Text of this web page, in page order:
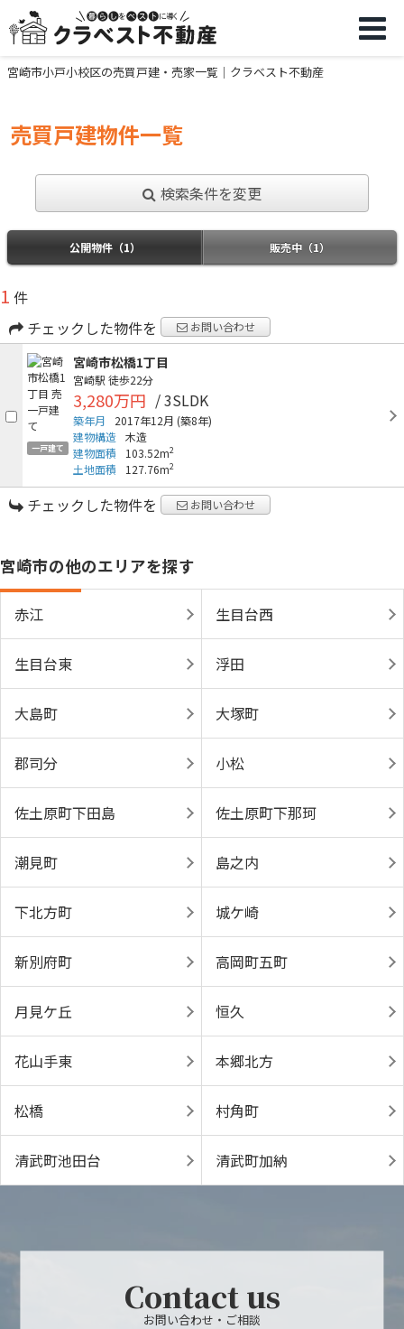
宮崎市小戸小校区の売買戸建・売家一覧｜クラベスト不動産
売買戸建物件一覧
検索条件を変更
公開物件（1） 販売中（1）
1 件
チェックした物件を
お問い合わせ
一戸建て
宮崎市松橋1丁目
宮崎駅 徒歩22分
3,280万円 / 3SLDK
築年月 2017年12月 (築8年)
建物構造 木造
建物面積
103.52m2
土地面積 127.76m2
チェックした物件を お問い合わせ
宮崎市の他のエリアを探す
赤江 生目台西
生目台東 浮田
大島町 大塚町
郡司分 小松
佐土原町下田島 佐土原町下那珂
潮見町 島之内
下北方町 城ケ崎
新別府町 高岡町五町
月見ケ丘 恒久
花山手東 本郷北方
松橋 村角町
清武町池田台 清武町加納
Contact us
お問い合わせ・ご相談